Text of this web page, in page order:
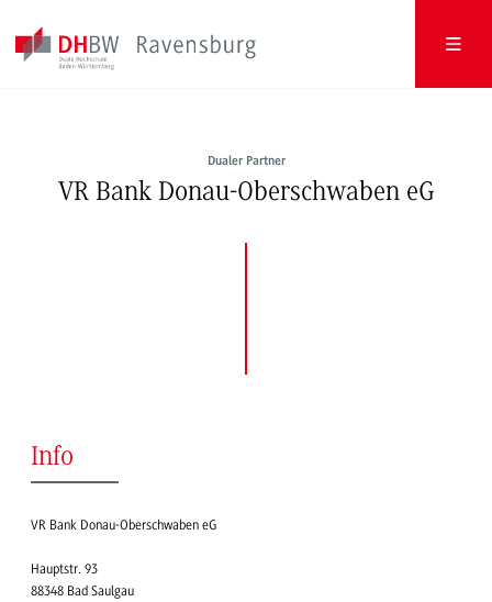
Dualer Partner
VR Bank Donau-Oberschwaben eG
Info
VR Bank Donau-Oberschwaben eG
Hauptstr. 93
88348 Bad Saulgau